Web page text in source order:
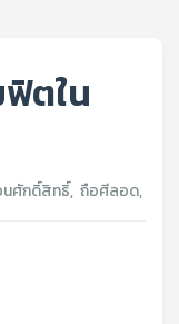
ตใน
นศักดิ์สิทธิ์, ถือศีลอด,